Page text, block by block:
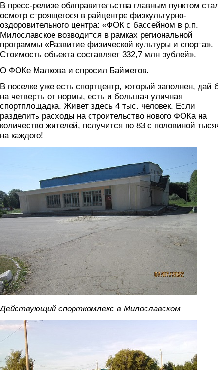
В пресс-релизе облправительства главным пунктом
осмотр строящегося в райцентре физкультурно-
оздоровительного центра: «ФОК с бассейном в р.п.
Милославское возводится в рамках региональной
программы «Развитие физической культуры и спорта».
Стоимость объекта составляет 332,7 млн рублей».
О ФОКе Малкова и спросил Байметов.
В поселке уже есть спортцентр, который заполнен, дай
на четверть от нормы, есть и большая уличная
спортплощадка. Живет здесь 4 тыс. человек. Если
разделить расходы на строительство нового ФОКа на
количество жителей, получится по 83 с половиной
на каждого!
Действующий спорткомлекс в Милославском
foto.jpg